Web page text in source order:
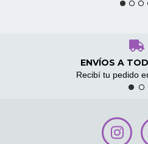
ENVÍOS A
Recibí tu pedido